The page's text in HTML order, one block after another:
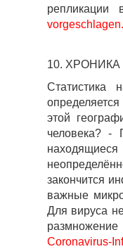
репликации
10.
Статистика
этой
человека?
закончится
важные
Для вируса
Coronavirus-